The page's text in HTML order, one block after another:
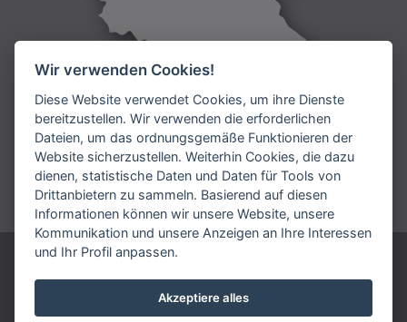
Lieferung:
Bezahlung:
ARIES DEUTSCHLAND GmbH
Telefonnummmer: +49 9231 7909 192
Wir verwenden Cookies!
Diese Website verwendet Cookies, um ihre Dienste
bereitzustellen. Wir verwenden die erforderlichen
Dateien, um das ordnungsgemäße Funktionieren der
Website sicherzustellen. Weiterhin Cookies, die dazu
dienen, statistische Daten und Daten für Tools von
Drittanbietern zu sammeln. Basierend auf diesen
Informationen können wir unsere Website, unsere
Kommunikation und unsere Anzeigen an Ihre Interessen
und Ihr Profil anpassen.
Akzeptiere alles